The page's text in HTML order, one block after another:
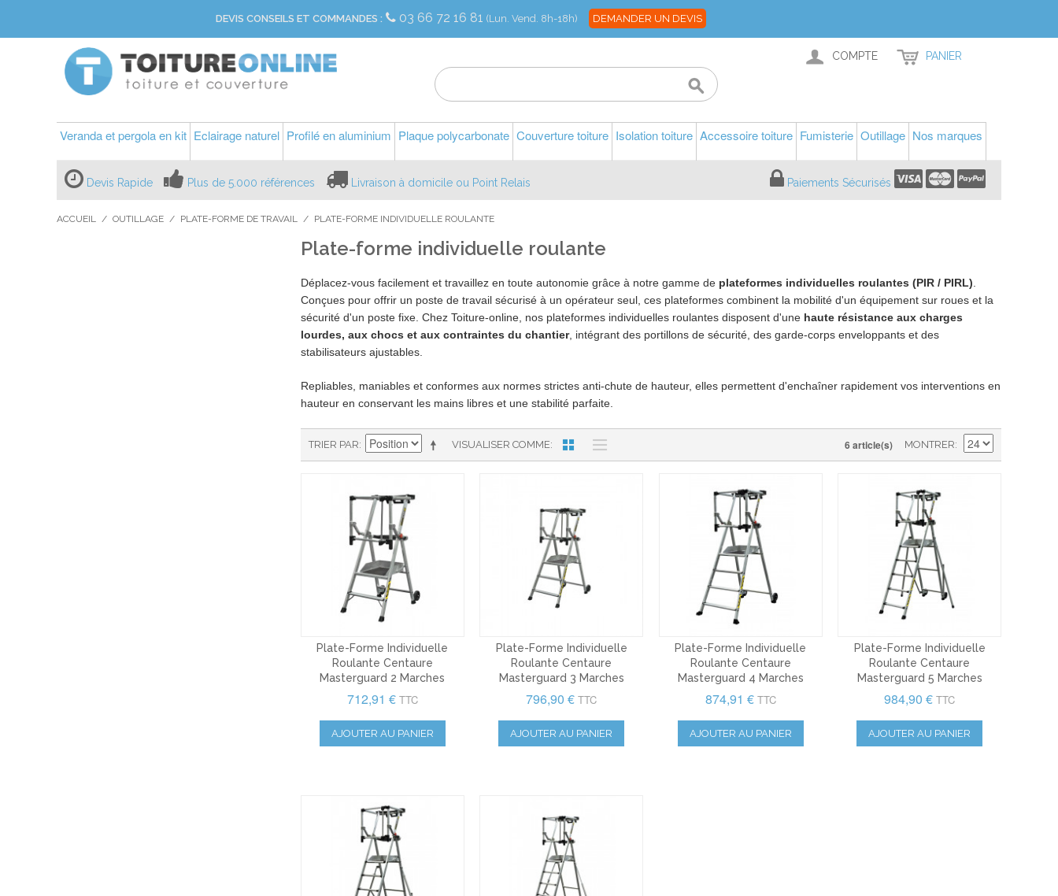
DEVIS CONSEILS ET COMMANDES : 03 66 72 16 81 (Lun. Vend. 8h-18h) DEMANDER UN DEVIS
COMPTE PANIER
Veranda et pergola en kit Eclairage naturel Profilé en aluminium Plaque polycarbonate Couverture toiture Isolation toiture Accessoire toiture Fumisterie Outillage Nos marques
Devis Rapide Plus de 5.000 références Livraison à domicile ou Point Relais Paiements Sécurisés
ACCUEIL / OUTILLAGE / PLATE-FORME DE TRAVAIL / PLATE-FORME INDIVIDUELLE ROULANTE
Plate-forme individuelle roulante
Déplacez-vous facilement et travaillez en toute autonomie grâce à notre gamme de plateformes individuelles roulantes (PIR / PIRL)
Conçues pour offrir un poste de travail sécurisé à un opérateur seul, ces plateformes combinent la mobilité d'un équipement sur roues et la
sécurité d'un poste fixe. Chez Toiture-online, nos plateformes individuelles roulantes disposent d'une haute résistance aux charges
lourdes, aux chocs et aux contraintes du chantier, intégrant des portillons de sécurité, des garde-corps enveloppants et des
stabilisateurs ajustables.
Repliables, maniables et conformes aux normes strictes anti-chute de hauteur, elles permettent d'enchaîner rapidement vos interventions en
hauteur en conservant les mains libres et une stabilité parfaite.
VISUALISER COMME
TRIER PAR 6 article(s) MONTRER
Plate-Forme Individuelle
Roulante Centaure
Masterguard 2 Marches
712,91 € TTC
AJOUTER AU PANIER
Plate-Forme Individuelle
Roulante Centaure
Masterguard 3 Marches
796,90 € TTC
AJOUTER AU PANIER
Plate-Forme Individuelle
Roulante Centaure
Masterguard 4 Marches
874,91 € TTC
AJOUTER AU PANIER
Plate-Forme Individuelle
Roulante Centaure
Masterguard 5 Marches
984,90 € TTC
AJOUTER AU PANIER